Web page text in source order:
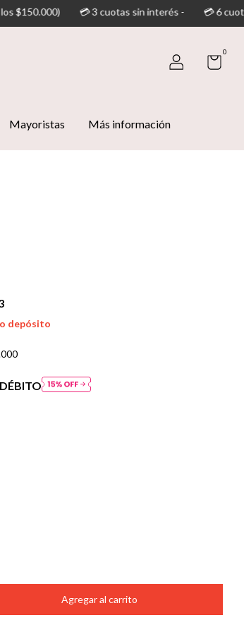
sin interés - 💳 6 cuotas sin interés
0
Mayoristas Más información
depósito
DÉBITO